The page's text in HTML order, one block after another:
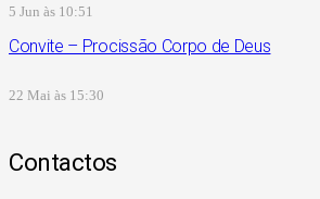
5 Jun às 10:51
Convite – Procissão Corpo de Deus
22 Mai às 15:30
Contactos